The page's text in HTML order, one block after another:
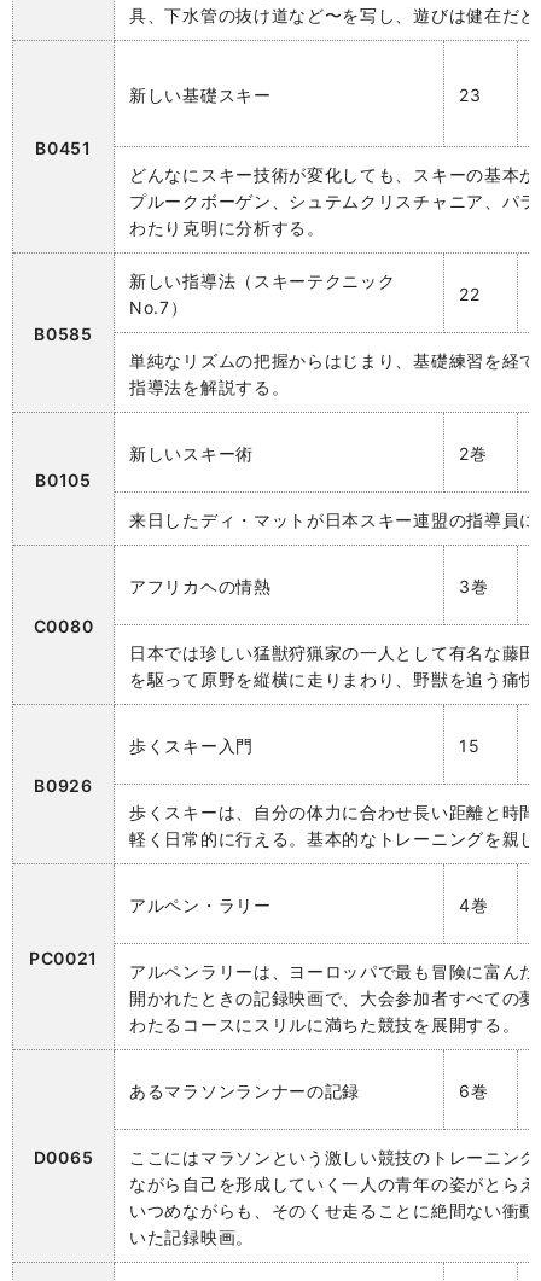
具、下水管の抜け道など〜を写し、遊びは健在だ
B0451
新しい基礎スキー 23
どんなにスキー技術が変化しても、スキーの基本
プルークボーゲン、シュテムクリスチャニア、パ
わたり克明に分析する。
B0585
新しい指導法（スキーテクニック
No.7）
22
単純なリズムの把握からはじまり、基礎練習を経
指導法を解説する。
B0105
新しいスキー術 2巻
来日したディ・マットが日本スキー連盟の指導員
C0080
アフリカヘの情熱 3巻
日本では珍しい猛獣狩猟家の一人として有名な藤
を駆って原野を縦横に走りまわり、野獣を追う痛
B0926
歩くスキー入門 15
歩くスキーは、自分の体力に合わせ長い距離と時
軽く日常的に行える。基本的なトレーニングを親
PC0021
アルペン・ラリー 4巻
アルペンラリーは、ヨーロッパで最も冒険に富ん
開かれたときの記録映画で、大会参加者すべての
わたるコースにスリルに満ちた競技を展開する。
D0065
あるマラソンランナーの記録 6巻
ここにはマラソンという激しい競技のトレーニン
ながら自己を形成していく一人の青年の姿がとら
いつめながらも、そのくせ走ることに絶間ない衝
いた記録映画。